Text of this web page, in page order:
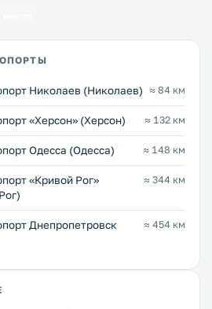
Николаев (Николаев) ≈ 84 км
«Херсон» (Херсон) ≈ 132 км
Одесса (Одесса) ≈ 148 км
«Кривой Рог»
≈ 344 км
Днепропетровск
≈ 454 км